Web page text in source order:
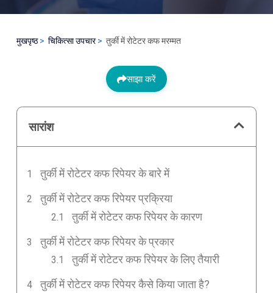
मुखपृष्ठ चिकित्सा उपचार तुर्की में रोटेटर कफ मरम्मत
साझा करें
सारांश
तुर्की में रोटेटर कफ रिपेयर के बारे में
तुर्की में रोटेटर कफ रिपेयर प्रक्रिया
तुर्की में रोटेटर कफ रिपेयर के कारण
तुर्की में रोटेटर कफ रिपेयर के प्रकार
तुर्की में रोटेटर कफ रिपेयर के लिए तैयारी
तुर्की में रोटेटर कफ रिपेयर कैसे किया जाता है?